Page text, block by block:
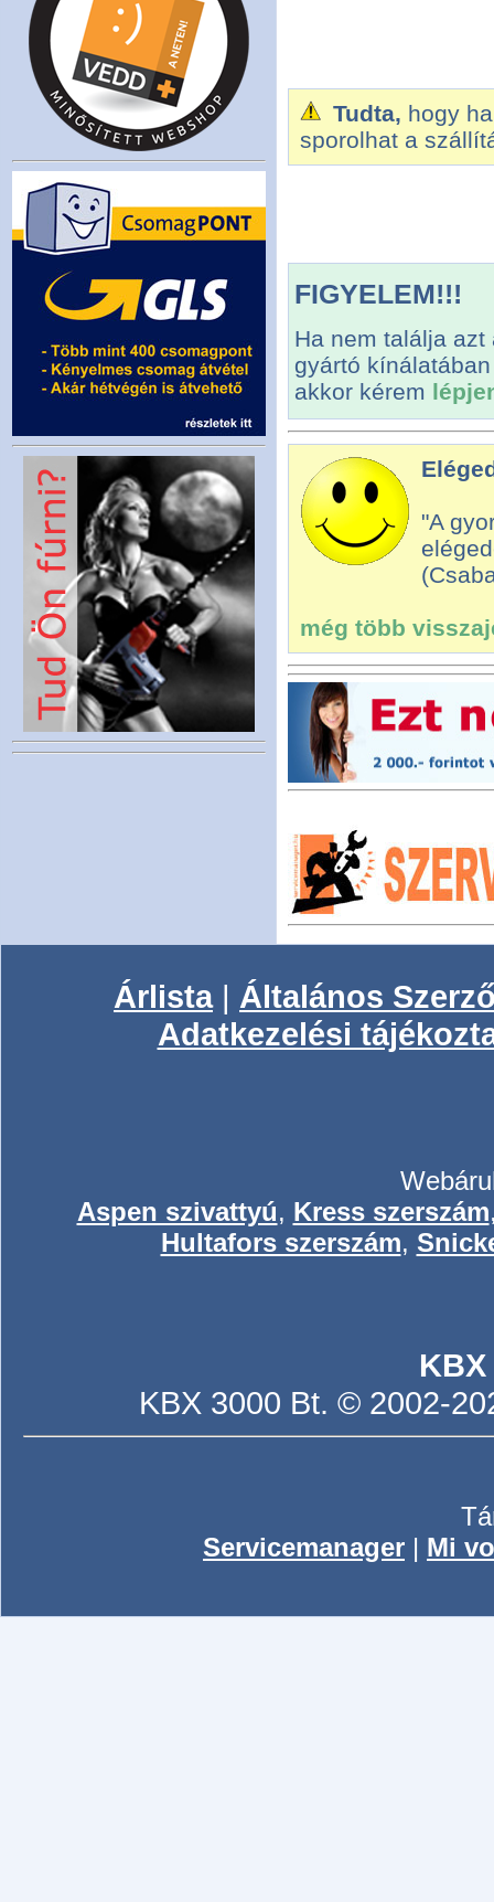
Tudta, hogy
sporolhat a
FIGYELEM!!!
Ha nem találja
gyártó
akkor kérem
"A
még több
Árlista| Általános
Adatkezelési
Aspen szivattyú, Kress szerszám
Hultafors szerszám,
KBX 3000 Bt. © 2002-
Servicemanager | Mi